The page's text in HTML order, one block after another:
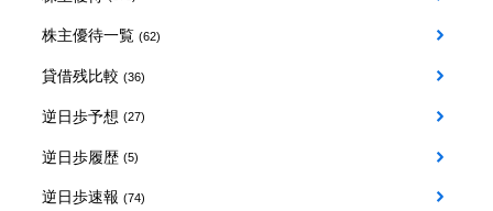
株主優待一覧 (62)
貸借残比較 (36)
逆日歩予想 (27)
逆日歩履歴 (5)
逆日歩速報 (74)